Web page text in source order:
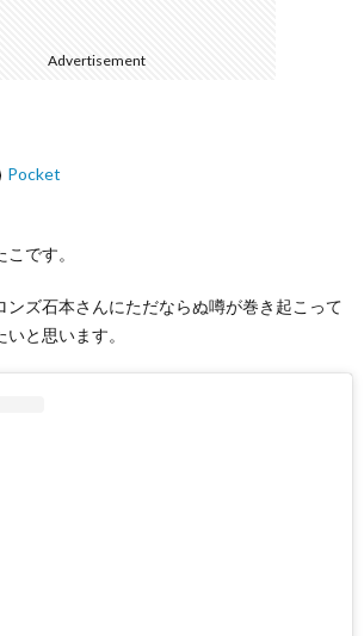
Advertisement
Pocket
です。
ンズ石本さんにただならぬ噂が巻き起こって
と思います。